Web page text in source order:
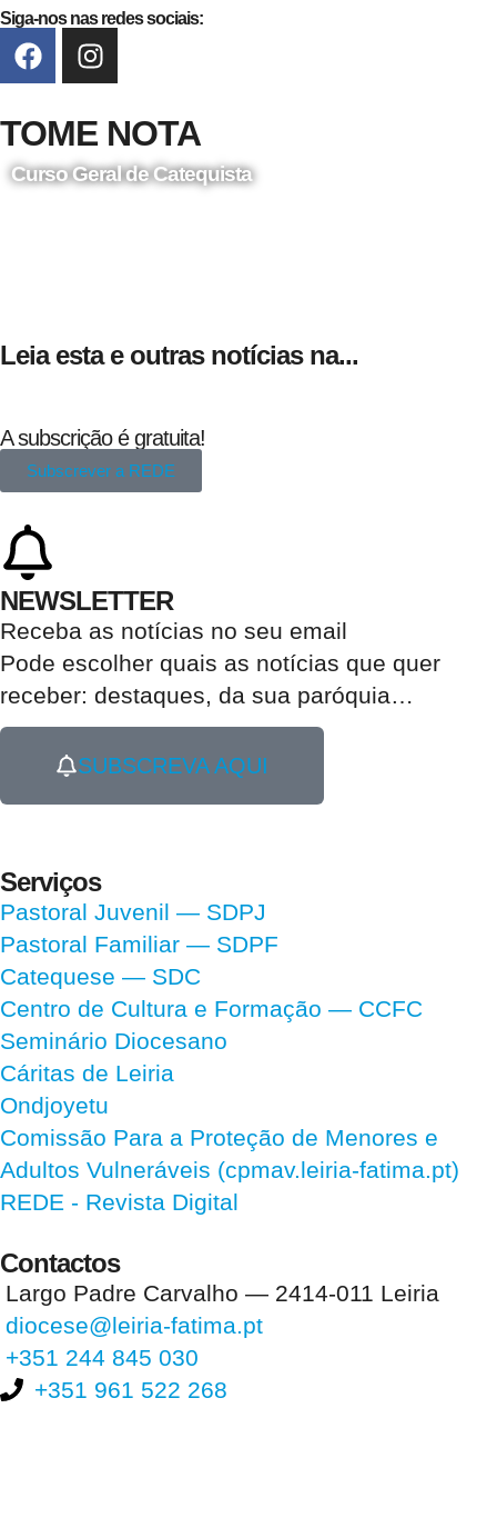
Siga-nos nas redes sociais:
TOME NOTA
Curso Geral de Catequista
Leia esta e outras notícias na...
A subscrição é gratuita!
Subscrever a REDE
NEWSLETTER
Receba as notícias no seu email​
Pode escolher quais as notícias que quer
receber: destaques, da sua paróquia…
SUBSCREVA AQUI
Serviços
Pastoral Juvenil — SDPJ
Pastoral Familiar — SDPF
Catequese — SDC
Centro de Cultura e Formação — CCFC
Seminário Diocesano
Cáritas de Leiria
Ondjoyetu
Comissão Para a Proteção de Menores e
Adultos Vulneráveis (cpmav.leiria-fatima.pt)
REDE - Revista Digital
Contactos
Largo Padre Carvalho — 2414-011 Leiria
diocese@leiria-fatima.pt
+351 244 845 030
+351 961 522 268